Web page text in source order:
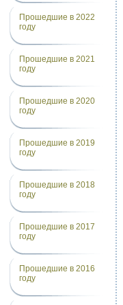
Прошедшие в 2022
году
Прошедшие в 2021
году
Прошедшие в 2020
году
Прошедшие в 2019
году
Прошедшие в 2018
году
Прошедшие в 2017
году
Прошедшие в 2016
году